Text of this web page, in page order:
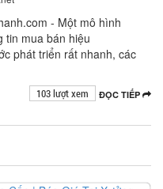
- Một mô hình
tin mua bán hiệu
phát triển rất nhanh, các
ĐỌC TIẾP
103 lượt xem